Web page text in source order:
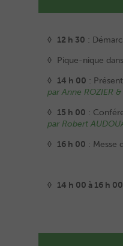
◊ 12 h 30 :
◊ Pique-nique
◊ 14 h 00 :
par Anne ROZIER
◊ 15 h 00 :
par Robert
◊ 16 h 00 : Messe
◊ 14 h 00 à 16 h 00